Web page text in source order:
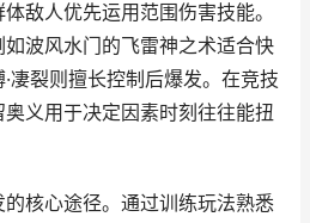
敌人优先运用范围伤害技能。
波风水门的飞雷神之术适合快
凄裂则擅长控制后爆发。在竞技
义用于决定因素时刻往往能扭
核心途径。通过训练玩法熟悉